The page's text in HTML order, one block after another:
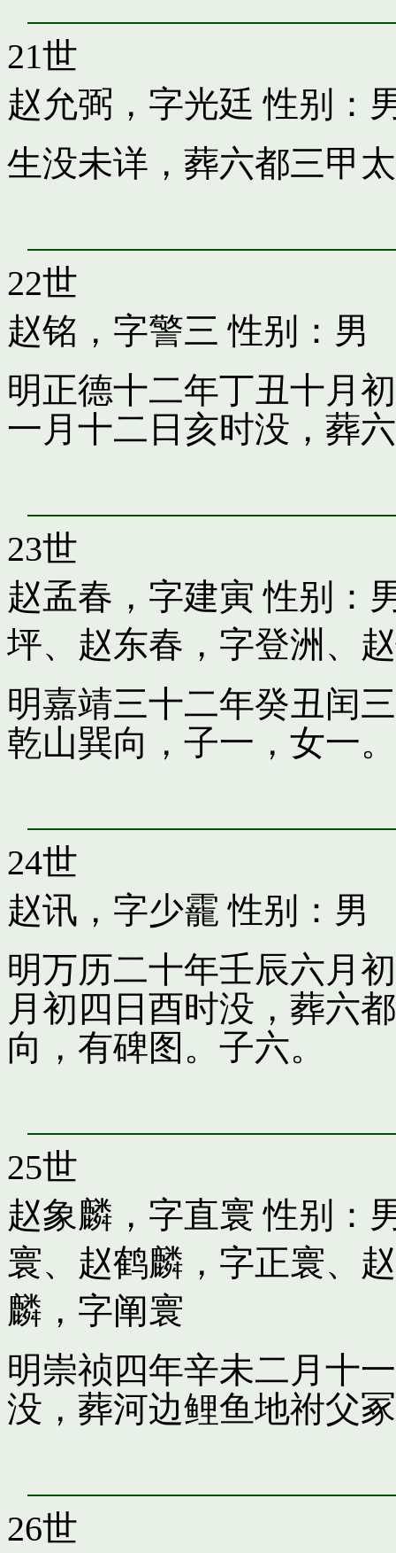
21世
赵允弼，字光廷 性别：
生没未详，葬六都三甲
22世
赵铭，字警三 性别：男
明正德十二年丁丑十月
一月十二日亥时没，葬
23世
赵孟春，字建寅 性别：
坪、 赵东春，字登洲 、
明嘉靖三十二年癸丑闰
乾山巽向，子一，女一。
24世
赵讯，字少靇 性别：男
明万历二十年壬辰六月
月初四日酉时没，葬六
向，有碑图。子六。
25世
赵象麟，字直寰 性别：
寰、 赵鹤麟，字正寰、
麟，字阐寰
明崇祯四年辛未二月十
没，葬河边鲤鱼地祔父
26世